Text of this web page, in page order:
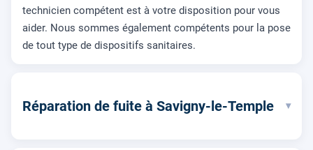
technicien compétent est à votre disposition pour vous
aider. Nous sommes également compétents pour la pose
de tout type de dispositifs sanitaires.
Réparation de fuite à Savigny-le-Temple ▾